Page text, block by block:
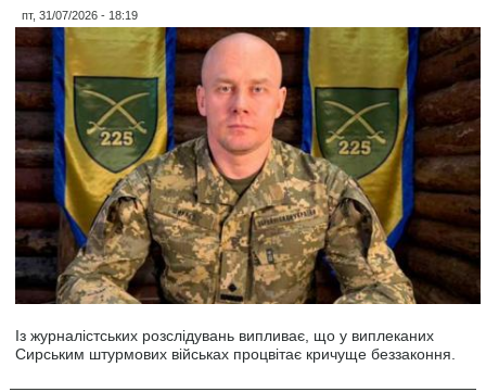
пт, 31/07/2026 - 18:19
Із журналістських розслідувань випливає, що у виплеканих
Сирським штурмових військах процвітає кричуще беззаконня.